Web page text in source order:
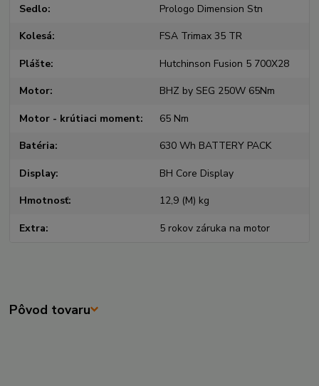
Sedlo Prologo Dimension Stn
Kolesá FSA Trimax 35 TR
Plášte Hutchinson Fusion 5 700X28
Motor BHZ by SEG 250W 65Nm
Motor - krútiaci moment 65 Nm
Batéria 630 Wh BATTERY PACK
Display BH Core Display
Hmotnosť 12,9 (M) kg
Extra 5 rokov záruka na motor
Pôvod tovaru